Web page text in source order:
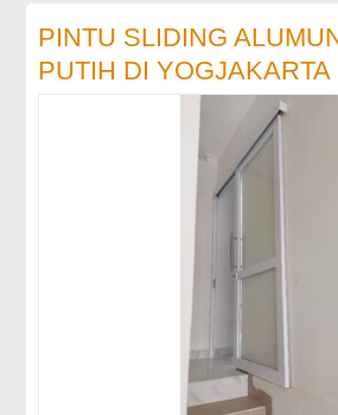
PINTU SLIDING
PUTIH DI YOGJAKARTA